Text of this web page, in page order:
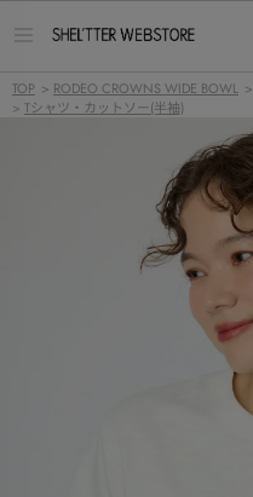
ー
を
TOP > RODEO CROWNS WIDE BOWL >
> Tシャツ・カットソー(半袖)